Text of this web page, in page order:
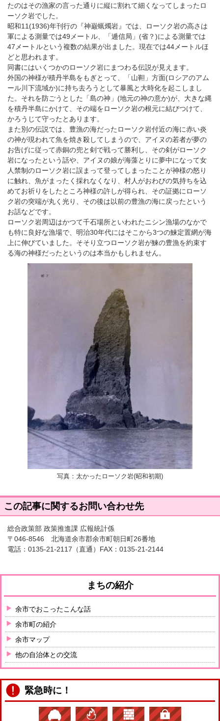
たのはその漁家の言った通りに縦に割れて細くなってしまったロ
ーソク岩でした。
昭和11(1936)年刊行の『神巌蝋燭岩』では、ローソク岩の高さは
軍による測量では49メートル、「逓信局」(省？)による測量では
47メートルという複数の結果が出ました。現在では44メートルほ
どと思われます。
同書にはいくつかのローソク岩にまつわる伝説が見えます。
外国の神様が積丹半島をもぎとって、「山靼」方面(ロシアのアム
ール川下流域か)に持ち去ろうとして暴風と大時化を起こしまし
た。それを防ごうとした「島の神」(地元の神の意か)が、大きな縄
を積丹半島にかけて、その端をローソク岩の根元に結びつけて、
かろうじて守ったとあります。
また別の伝説では、豊漁の海だったローソク岩付近の海に赤い炎
の神が現われて魚を焼き殺してしまうので、アイヌの若者が夢の
お告げに従って赤銅の兜と剣で戦って勝利し、その剣がローソク
岩になったという話や、アイヌの娘が海藻とりに夢中になって女
人禁制のローソク岩に誤まって登ってしまったことが神様の怒り
に触れ、魚がまったく採れなくなり、村人がおわびの気持ちを込
めてお祈りをしたところ神様の許しが得られ、その証拠にローソ
ク岩の突端が丸く光り、その後は以前の豊漁の海に戻ったという
お話などです。
ローソク岩周辺はかつて千石場所といわれたニシン漁場のなかで
も特に良好な漁場で、明治30年代にはそこから3つの鰊定置網が海
上に伸びていました。そそり立つローソク岩が鰊の豊漁を約束す
る海の神様だったというのは本当かもしれません。
写真：太かったローソク岩(昭和初期)
この記事に関するお問い合わせ先
総合政策部 政策推進課 広報統計係
〒046-8546 北海道余市郡余市町朝日町26番地
電話： 0135-21-2117 （直通）FAX：0135-21-2144
まちの紹介
余市でおこったこんな話
余市町の紹介
余市マップ
他の自治体との交流
緊急時に！